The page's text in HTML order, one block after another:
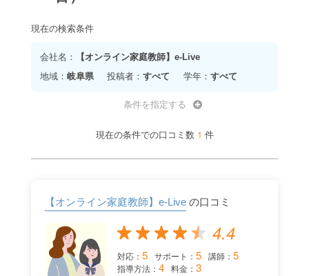
現在の検索条件
会社名：
【オンライン家庭教師】e-Live
地域： 岐阜県 投稿者：すべて 学年： すべて
条件を指定する
現在の条件での口コミ数 1 件
【オンライン家庭教師】e-Liveの口コミ
4.4
対応： 5 サポート： 5 講師： 5
指導方法： 4 料金： 3